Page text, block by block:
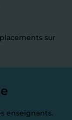
sur
enseignants.